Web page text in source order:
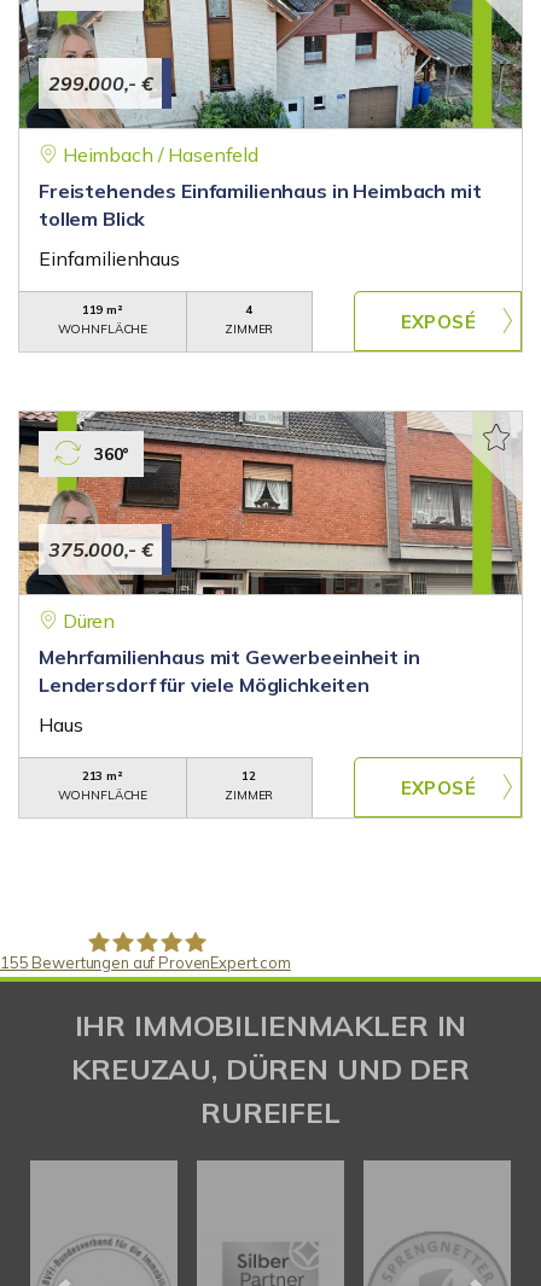
299.000,- €
Heimbach / Hasenfeld
Freistehendes Einfamilienhaus in Heimbach mit
tollem Blick
Einfamilienhaus
119 m²
WOHNFLÄCHE
4
ZIMMER
375.000,- €
360°
Düren
Mehrfamilienhaus mit Gewerbeeinheit in
Lendersdorf für viele Möglichkeiten
Haus
213 m²
WOHNFLÄCHE
12
ZIMMER
Gaspar Immobilienberatung
155 Bewertungen auf ProvenExpert.com
IHR IMMOBILIENMAKLER IN
KREUZAU, DÜREN UND DER
RUREIFEL